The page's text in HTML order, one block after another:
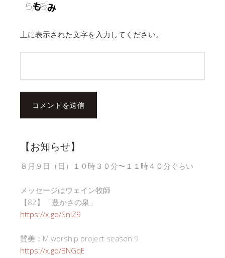
上に表示された文字を入力してください。
【お知らせ】
８月９日（日）１０時３０分〜１１時４０分ぐらい
メッセージはウェイン牧師
【82】「豊かさの泉」
https://x.gd/SnlZ9
賛美：M worship project season 9
https://x.gd/BNGqE